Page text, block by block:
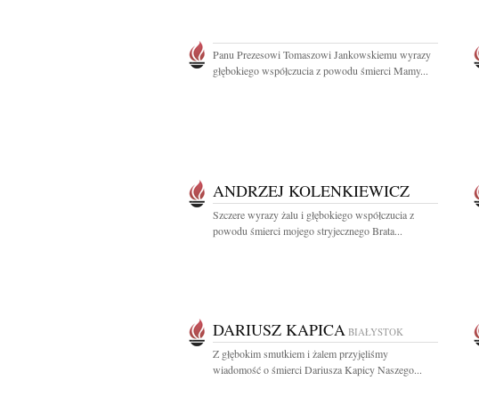
Panu Prezesowi Tomaszowi Jankowskiemu wyrazy
głębokiego współczucia z powodu śmierci Mamy...
ANDRZEJ KOLENKIEWICZ
Szczere wyrazy żalu i głębokiego współczucia z
powodu śmierci mojego stryjecznego Brata...
DARIUSZ KAPICA BIAŁYSTOK
Z głębokim smutkiem i żalem przyjęliśmy
wiadomość o śmierci Dariusza Kapicy Naszego...